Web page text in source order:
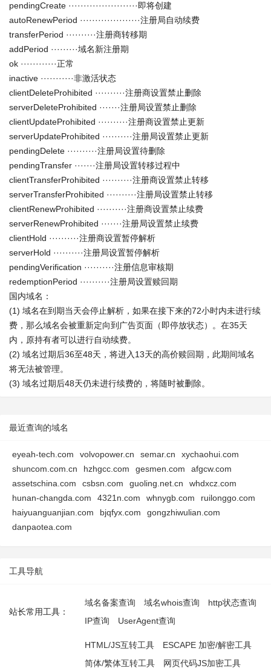
pendingCreate ·······················即将创建
autoRenewPeriod ····················注册局自动续费
transferPeriod ··········注册商转移期
addPeriod ·········域名新注册期
ok ············正常
inactive ···········非激活状态
clientDeleteProhibited ··········注册商设置禁止删除
serverDeleteProhibited ·······注册局设置禁止删除
clientUpdateProhibited ··········注册商设置禁止更新
serverUpdateProhibited ··········注册局设置禁止更新
pendingDelete ··········注册局设置待删除
pendingTransfer ·······注册局设置转移过程中
clientTransferProhibited ··········注册商设置禁止转移
serverTransferProhibited ··········注册局设置禁止转移
clientRenewProhibited ··········注册商设置禁止续费
serverRenewProhibited ·······注册局设置禁止续费
clientHold ··········注册商设置暂停解析
serverHold ··········注册局设置暂停解析
pendingVerification ··········注册信息审核期
redemptionPeriod ··········注册局设置赎回期
国内域名：
(1) 域名在到期当天会停止解析，如果在接下来的72小时内未进行续
费，那么域名会被重新定向到广告页面（即停放状态）。在35天
内，原持有者可以进行自动续费。
(2) 域名过期后36至48天，将进入13天的高价赎回期，此期间域名
将无法被管理。
(3) 域名过期后48天仍未进行续费的，将随时被删除。
最近查询的域名
eyeah-tech.com volvopower.cn semar.cn
xychaohui.com
shuncom.com.cn
hzhgcc.com gesmen.com
afgcw.com
assetschina.com
csbsn.com guoling.net.cn
whdxcz.com
hunan-changda.com
4321n.com whnygb.com
ruilonggo.com
haiyuanguanjian.com
bjqfyx.com
gongzhiwulian.com
danpaotea.com
工具导航
站长常用工具：
域名备案查询 域名whois查询
http状态查询
IP查询
UserAgent查询
HTML/JS互转工具
ESCAPE 加密/解密工具
简体/繁体互转工具
网页代码JS加密工具